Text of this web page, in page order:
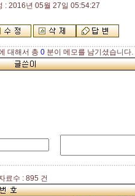
: 2016년 05월 27일 05:54:27
대해서 총 0 분이 메모를 남기셨습니다.
료수 : 895 건